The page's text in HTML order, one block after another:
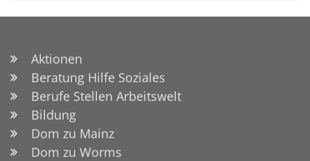
Aktionen
Beratung Hilfe Soziales
Berufe Stellen Arbeitswelt
Bildung
Dom zu Mainz
Dom zu Worms